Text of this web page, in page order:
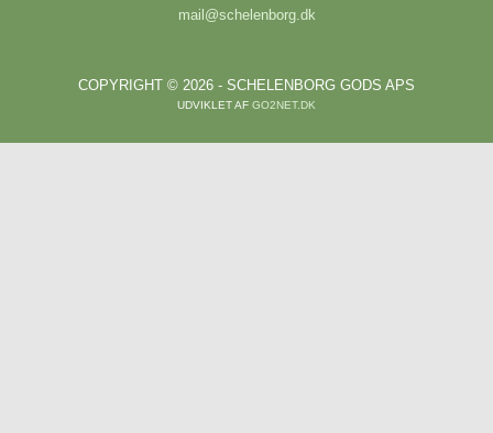
mail@schelenborg.dk
COPYRIGHT © 2026 - SCHELENBORG GODS APS
UDVIKLET AF GO2NET.DK